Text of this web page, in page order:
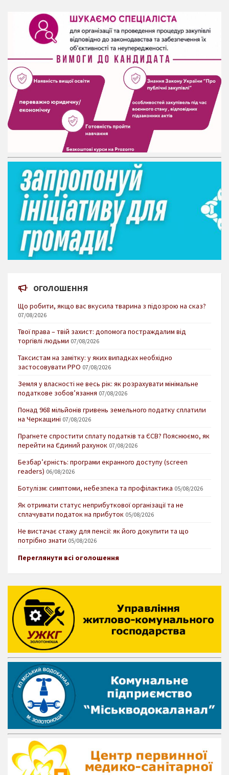
ОГОЛОШЕННЯ
Що робити, якщо вас вкусила тварина з підозрою на сказ?
07/08/2026
Твої права – твій захист: допомога постраждалим від
торгівлі людьми 07/08/2026
Таксистам на замітку: у яких випадках необхідно
застосовувати РРО 07/08/2026
Земля у власності не весь рік: як розрахувати мінімальне
податкове зобов’язання 07/08/2026
Понад 968 мільйонів гривень земельного податку сплатили
на Черкащині 07/08/2026
Прагнете спростити сплату податків та ЄСВ? Пояснюємо, як
перейти на Єдиний рахунок 07/08/2026
Безбар’єрність: програми екранного доступу (screen
readers) 06/08/2026
Ботулізм: симптоми, небезпека та профілактика 05/08/2026
Як отримати статус неприбуткової організації та не
сплачувати податок на прибуток 05/08/2026
Не вистачає стажу для пенсії: як його докупити та що
потрібно знати 05/08/2026
Переглянути всі оголошення